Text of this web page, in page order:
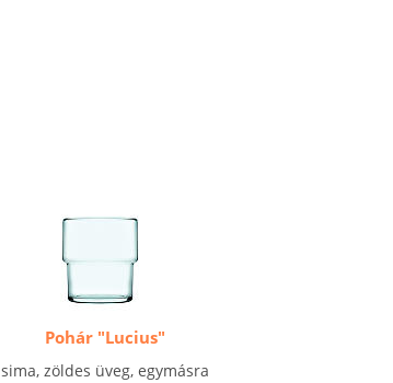
Pohár "Lucius"
sima, zöldes üveg, egymásra